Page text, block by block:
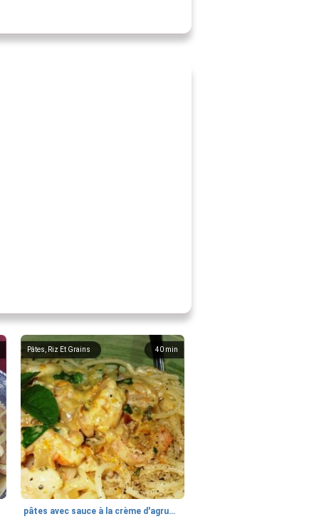
40 min
Pâtes, Riz Et Grains
pâtes avec sauce à la crème d'agrumes